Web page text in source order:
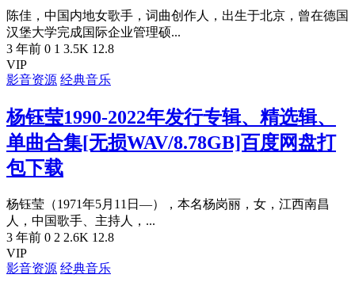
陈佳，中国内地女歌手，词曲创作人，出生于北京，曾在德国
汉堡大学完成国际企业管理硕...
3 年前 0 1 3.5K 12.8
VIP
影音资源 经典音乐
杨钰莹1990-2022年发行专辑、精选辑、
单曲合集[无损WAV/8.78GB]百度网盘打
包下载
杨钰莹（1971年5月11日—），本名杨岗丽，女，江西南昌
人，中国歌手、主持人，...
3 年前 0 2 2.6K 12.8
VIP
影音资源 经典音乐